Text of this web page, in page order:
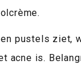
en pustels ziet,
acne is.